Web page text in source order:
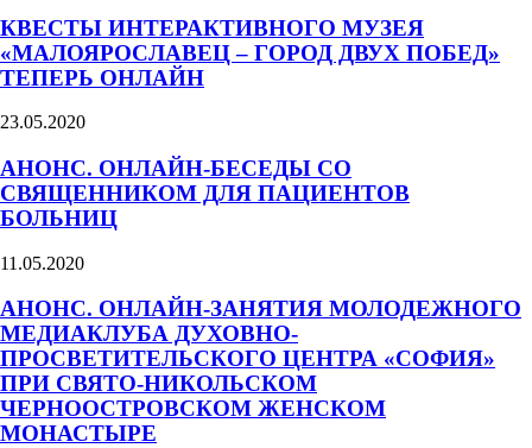
КВЕСТЫ ИНТЕРАКТИВНОГО МУЗЕЯ
«МАЛОЯРОСЛАВЕЦ – ГОРОД ДВУХ ПОБЕД»
ТЕПЕРЬ ОНЛАЙН
23.05.2020
АНОНС. ОНЛАЙН-БЕСЕДЫ СО
СВЯЩЕННИКОМ ДЛЯ ПАЦИЕНТОВ
БОЛЬНИЦ
11.05.2020
АНОНС. ОНЛАЙН-ЗАНЯТИЯ МОЛОДЕЖНОГО
МЕДИАКЛУБА ДУХОВНО-
ПРОСВЕТИТЕЛЬСКОГО ЦЕНТРА «СОФИЯ»
ПРИ СВЯТО-НИКОЛЬСКОМ
ЧЕРНООСТРОВСКОМ ЖЕНСКОМ
МОНАСТЫРЕ